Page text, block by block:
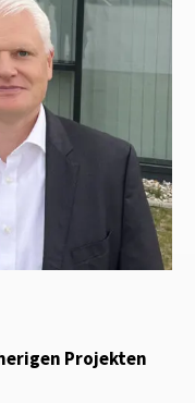
Projekten